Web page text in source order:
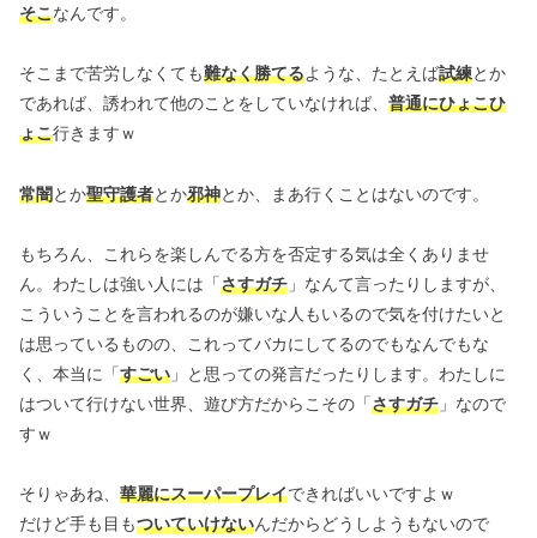
そこなんです。
そこまで苦労しなくても難なく勝てるような、たとえば試練とか
であれば、誘われて他のことをしていなければ、 普通にひょこひ
ょこ行きますｗ
常闇とか聖守護者とか邪神とか、まあ行くことはないのです。
もちろん、これらを楽しんでる方を否定する気は全くありませ
ん。わたしは強い人には「さすガチ 」なんて言ったりしますが、
こういうことを言われるのが嫌いな人もいるので気を付けたいと
は思っているものの、これってバカにしてるのでもなんでもな
く、本当に「すごい 」と思っての発言だったりします。わたしに
はついて行けない世界、遊び方だからこその「さすガチ 」なので
すｗ
そりゃあね、 華麗にスーパープレイできればいいですよｗ
だけど手も目もついていけないんだからどうしようもないので